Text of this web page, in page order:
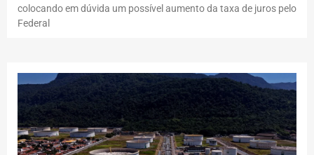
colocando em dúvida um possível aumento da taxa de juros pelo
Federal